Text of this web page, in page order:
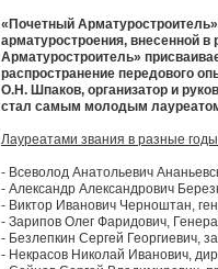
«Почетный
арматуростроения, внесенной
Арматуростроитель»
распространение передового
О.Н. Шпаков, организатор и
стал самым молодым
Лауреатами звания в разные
- Всеволод Анатольевич
- Александр Александрович
- Виктор Иванович Черноштан,
- Зарипов Олег Фаридович,
- Безлепкин Сергей Георгиевич,
- Некрасов Николай Иванович,